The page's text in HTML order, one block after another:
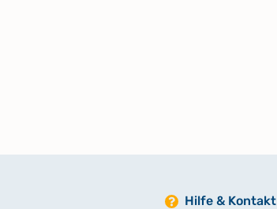
Hilfe & Kontakt